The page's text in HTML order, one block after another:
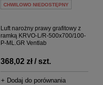
CHWILOWO NIEDOSTĘPNY
Luft narożny prawy grafitowy z
ramką KRVO-L/R-500x700/100-
P-ML.GR Ventlab
368,02 zł / szt.
+ Dodaj do porównania